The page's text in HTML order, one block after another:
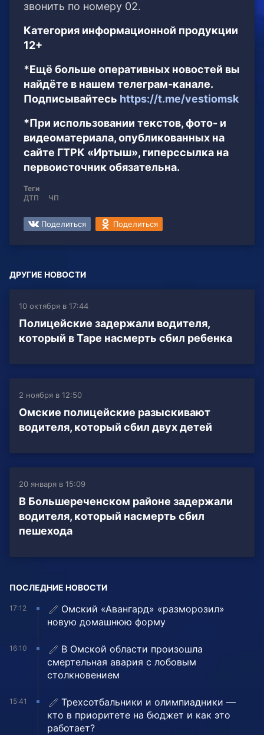
звонить по номеру 02.
Категория информационной продукции
12+
*Ещё больше оперативных новостей вы
найдёте в нашем телеграм-канале.
Подписывайтесь https://t.me/vestiomsk
*При использовании текстов, фото- и
видеоматериала, опубликованных на
сайте ГТРК «Иртыш», гиперссылка на
первоисточник обязательна.
Теги
ДТП
ЧП
Поделиться Поделиться
ДРУГИЕ НОВОСТИ
10 октября в 17:44
Полицейские задержали водителя,
который в Таре насмерть сбил ребенка
2 ноября в 12:50
Омские полицейские разыскивают
водителя, который сбил двух детей
20 января в 15:09
В Большереченском районе задержали
водителя, который насмерть сбил
пешехода
ПОСЛЕДНИЕ НОВОСТИ
17:12
Омский «Авангард» «разморозил»
новую домашнюю форму
16:10
В Омской области произошла
смертельная авария с лобовым
столкновением
15:41
Трехсотбальники и олимпиадники —
кто в приоритете на бюджет и как это
работает?